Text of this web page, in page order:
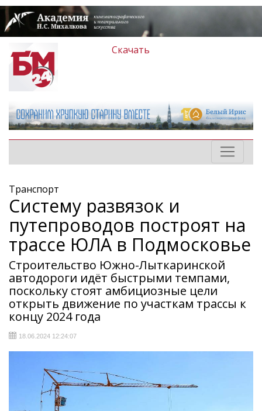
Скачать
Транспорт
Систему развязок и
путепроводов построят на
трассе ЮЛА в Подмосковье
Строительство Южно-Лыткаринской
автодороги идёт быстрыми темпами,
поскольку стоят амбициозные цели
открыть движение по участкам трассы к
концу 2024 года
18.06.2024 12:24:07